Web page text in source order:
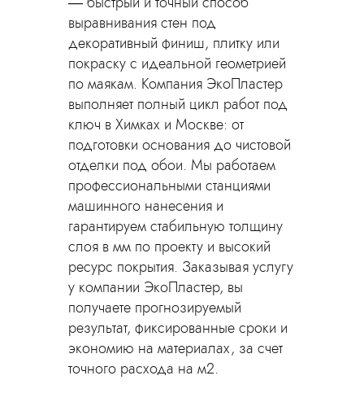
Оставить заявку
выравнивания стен под
декоративный финиш, плитку или
покраску с идеальной геометрией
по маякам. Компания ЭкоПластер
выполняет полный цикл работ под
ключ в Химках и Москве: от
подготовки основания до чистовой
отделки под обои. Мы работаем
профессиональными станциями
машинного нанесения и
гарантируем стабильную толщину
слоя в мм по проекту и высокий
ресурс покрытия. Заказывая услугу
у компании ЭкоПластер, вы
получаете прогнозируемый
результат, фиксированные сроки и
экономию на материалах, за счет
точного расхода на м2.